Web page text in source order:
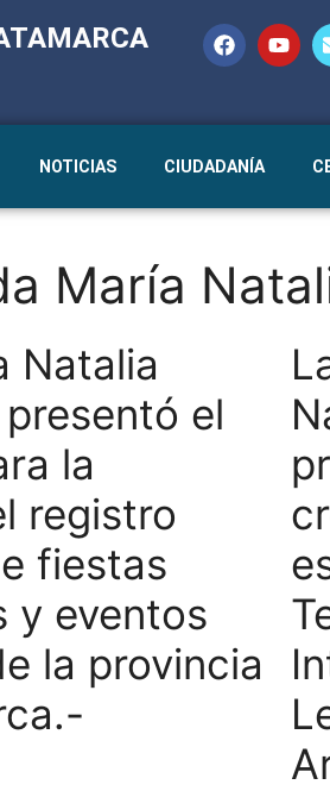
NOTICIAS CIUDADANÍA
María
Natalia
el
la
registro
fiestas
y eventos
la provincia